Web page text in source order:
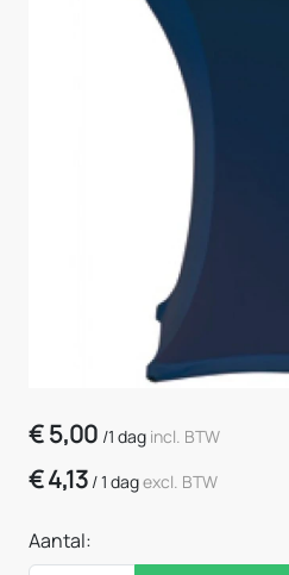
€5,00 /1 dag incl. BTW
€4,13 /1 dagexcl. BTW
Aantal: